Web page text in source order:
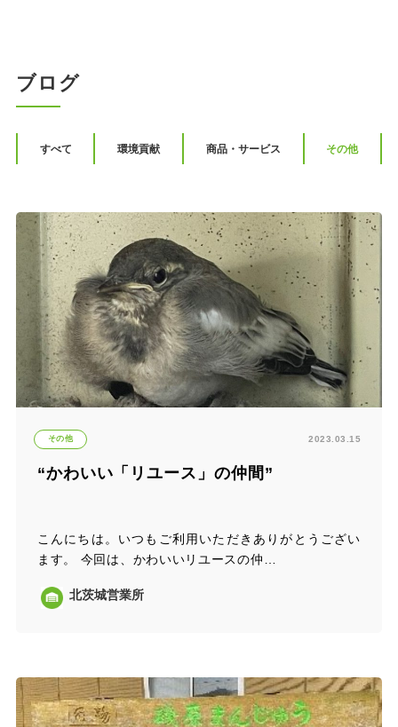
ブログ
すべて 環境貢献 商品・サービス その他
その他 2023.03.15
“かわいい「リユース」の仲間”
こんにちは。いつもご利用いただきありがとうござい
ます。 今回は、かわいいリユースの仲…
北茨城営業所